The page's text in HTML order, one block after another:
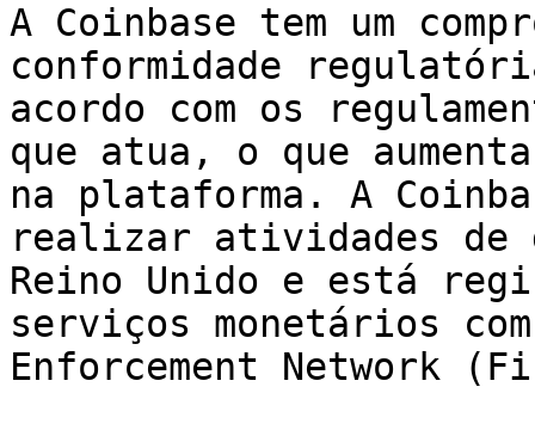
A Coinbase tem um
conformidade
acordo com os
que atua, o que
na plataforma. A
realizar atividades de
Reino Unido e está
serviços monetários
Enforcement Network